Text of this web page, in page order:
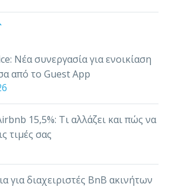
μετά από
Μίσθωσης
για να ενημερώσουν…
Νέα συνεργασία για ενοικίαση
από το Guest App
15,5%: Τι αλλάζει και πώς να
τιμές σας
για διαχειριστές BnB ακινήτων